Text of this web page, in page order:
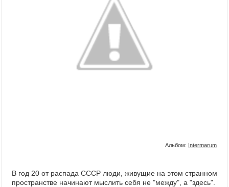
Альбом: Intermarum
В год 20 от распада СССР люди, живущие на этом странном
пространстве начинают мыслить себя не "между", а "здесь".